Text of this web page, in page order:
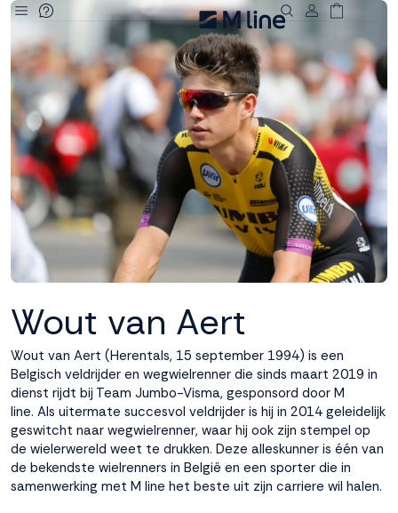
Deze site
gebruikt
cookies
M line plaatst
functionele,
analytische en
marketing cookies.
Dankzij functionele
cookies werkt de
website goed, terwijl
cookies ons helpen
om de website te
verbeteren. Via de
marketing cookies
kunnen we jouw
interactie met ons
binnen en buiten
onze website te
volgen. Dat doen we
legitiem en belangrijk,
Wout van Aert
Wout van Aert (Herentals, 15 september 1994) is een
Belgisch veldrijder en wegwielrenner die sinds maart 2019 in
dienst rijdt bij Team Jumbo-Visma, gesponsord door M
line. Als uitermate succesvol veldrijder is hij in 2014 geleidelijk
geswitcht naar wegwielrenner, waar hij ook zijn stempel op
de wielerwereld weet te drukken. Deze alleskunner is één van
de bekendste wielrenners in België en een sporter die in
samenwerking met M line het beste uit zijn carriere wil halen.